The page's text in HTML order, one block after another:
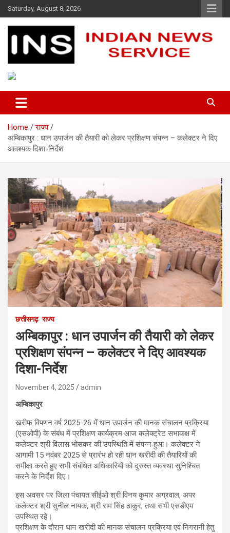
Skip
to
content
Saturday, August 8, 2026
Indian News Service
Home
राज्य
अम्बिकापुर : धान उपार्जन की तैयारी को लेकर प्रशिक्षण संपन्न – कलेक्टर ने दिए
आवश्यक दिशा-निर्देश
छत्तीसगढ़ राज्य
अम्बिकापुर : धान उपार्जन की तैयारी को लेकर
प्रशिक्षण संपन्न – कलेक्टर ने दिए आवश्यक
दिशा-निर्देश
November 4, 2025 admin
अम्बिकापुर
खरीफ विपणन वर्ष 2025-26 में धान उपार्जन की मानक संचालन प्रक्रिया
(एसओपी) के संबंध में प्रशिक्षण कार्यक्रम आज कलेक्ट्रेट सभाकक्ष में
कलेक्टर श्री विलास भोसकर की उपस्थिति में संपन्न हुआ। कलेक्टर ने
आगामी 15 नवंबर 2025 से प्रारंभ हो रही धान खरीदी की तैयारियों की
समीक्षा करते हुए सभी संबंधित अधिकारियों को दुरुस्त व्यवस्था सुनिश्चित
करने के निर्देश दिए।
इस अवसर पर जिला पंचायत सीईओ श्री विनय कुमार अग्रवाल, अपर
कलेक्टर श्री सुनील नायक, श्री राम सिंह ठाकुर, तथा सभी एसडीएम
उपस्थित रहे।
प्रशिक्षण के दौरान धान खरीदी की मानक संचालन प्रक्रिया एवं निगरानी हेतु